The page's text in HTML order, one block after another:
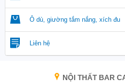
Ô dù, giường tắm nắng, xích đu
Liên hệ
NỘI THẤT BAR